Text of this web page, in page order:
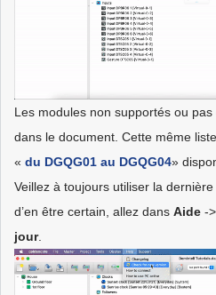
Les modules non supportés ou
dans le document. Cette même
« du DGQG01 au DGQG04»
Veillez à toujours utiliser la
d’en être certain, allez dans Aide ->
jour.